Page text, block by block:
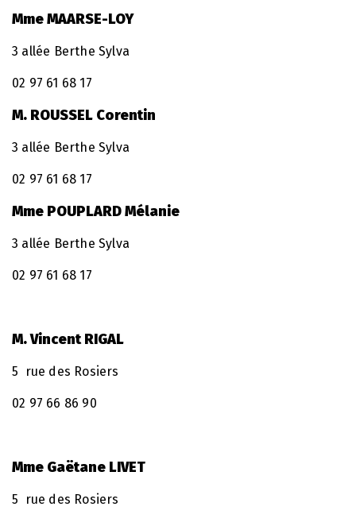
Mme MAARSE-LOY
3 allée Berthe Sylva
02 97 61 68 17
M. ROUSSEL Corentin
3 allée Berthe Sylva
02 97 61 68 17
Mme POUPLARD Mélanie
3 allée Berthe Sylva
02 97 61 68 17
M. Vincent RIGAL
5 rue des Rosiers
02 97 66 86 90
Mme Gaëtane LIVET
5 rue des Rosiers